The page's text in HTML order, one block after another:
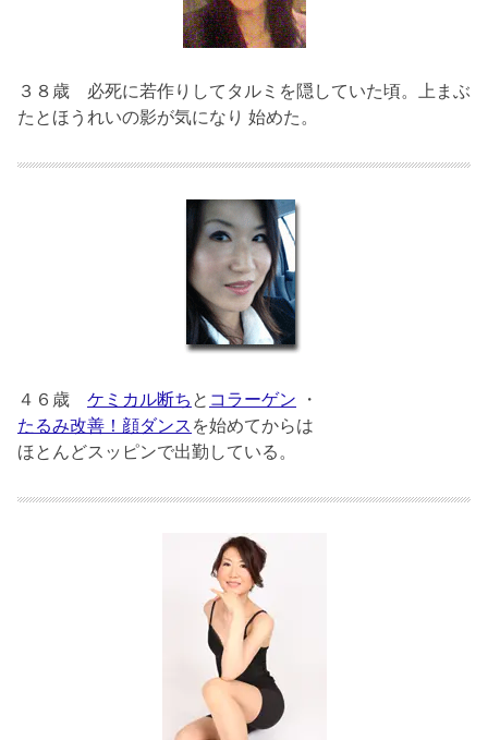
３８歳 必死に若作りしてタルミを隠していた頃。上まぶ
たとほうれいの影が気になり 始めた。
４６歳 ケミカル断ち と コラーゲン ・
たるみ改善！顔ダンス を始めてからは
ほとんどスッピンで出勤している。